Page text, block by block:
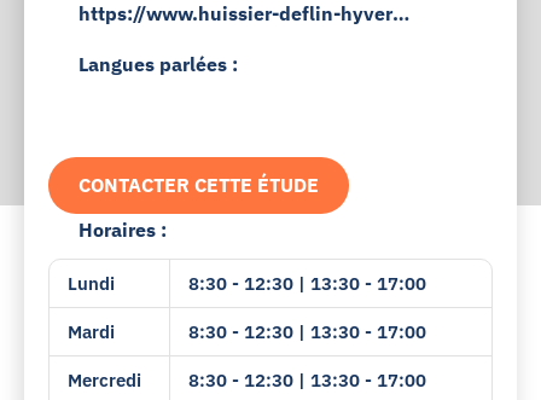
https://www.huissier-deflin-hyvert.
Langues parlées :
CONTACTER CETTE ÉTUDE
Horaires :
Lundi 8:30 - 12:30 | 13:30 - 17:00
Mardi 8:30 - 12:30 | 13:30 - 17:00
Mercredi 8:30 - 12:30 | 13:30 - 17:00